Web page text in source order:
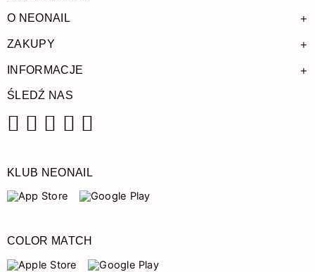
O NEONAIL +
ZAKUPY +
INFORMACJE +
ŚLEDŹ NAS
KLUB NEONAIL
COLOR MATCH